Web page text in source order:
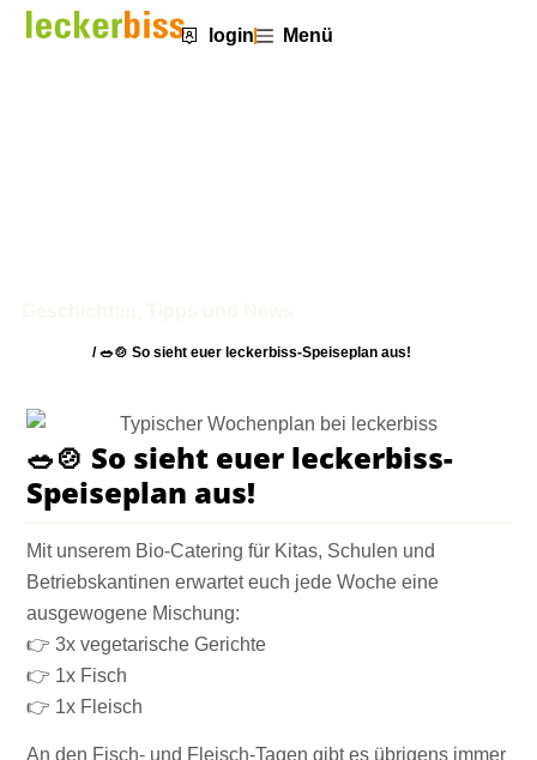
login Menü
/🥗🍲 So sieht euer leckerbiss-Speiseplan aus!
🥗🍲 So sieht euer leckerbiss-
Speiseplan aus!
Mit unserem Bio-Catering für Kitas, Schulen und
Betriebskantinen erwartet euch jede Woche eine
ausgewogene Mischung:
👉 3x vegetarische Gerichte
👉 1x Fisch
👉 1x Fleisch
An den Fisch- und Fleisch-Tagen gibt es übrigens immer